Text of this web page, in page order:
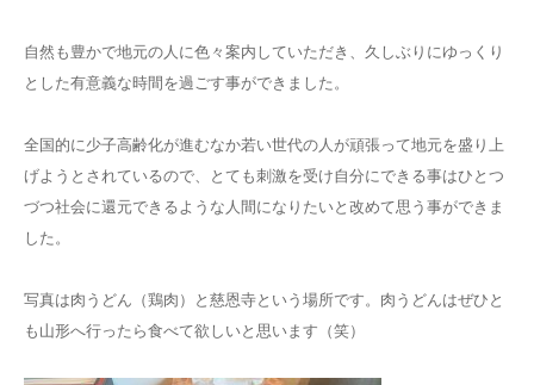
自然も豊かで地元の人に色々案内していただき、久しぶりにゆっくり
とした有意義な時間を過ごす事ができました。
全国的に少子高齢化が進むなか若い世代の人が頑張って地元を盛り上
げようとされているので、とても刺激を受け自分にできる事はひとつ
づつ社会に還元できるような人間になりたいと改めて思う事ができま
した。
写真は肉うどん（鶏肉）と慈恩寺という場所です。肉うどんはぜひと
も山形へ行ったら食べて欲しいと思います（笑）